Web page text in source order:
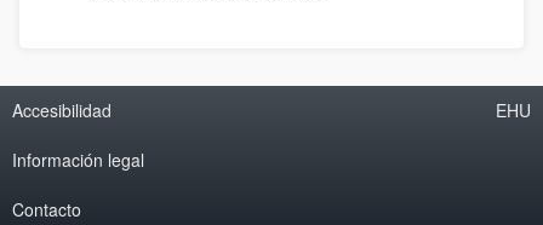
Accesibilidad
Información legal
Contacto
EHU